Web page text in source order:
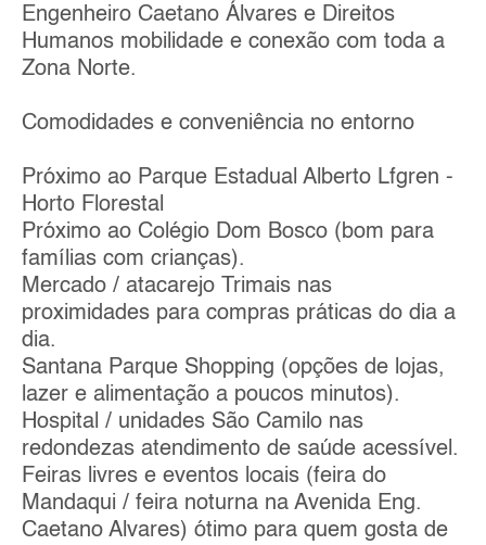
Engenheiro Caetano Álvares e Direitos
Humanos mobilidade e conexão com toda a
Zona Norte.
Comodidades e conveniência no entorno
Próximo ao Parque Estadual Alberto Lfgren -
Horto Florestal
Próximo ao Colégio Dom Bosco (bom para
famílias com crianças).
Mercado / atacarejo Trimais nas
proximidades para compras práticas do dia a
dia.
Santana Parque Shopping (opções de lojas,
lazer e alimentação a poucos minutos).
Hospital / unidades São Camilo nas
redondezas atendimento de saúde acessível.
Feiras livres e eventos locais (feira do
Mandaqui / feira noturna na Avenida Eng.
Caetano Alvares) ótimo para quem gosta de